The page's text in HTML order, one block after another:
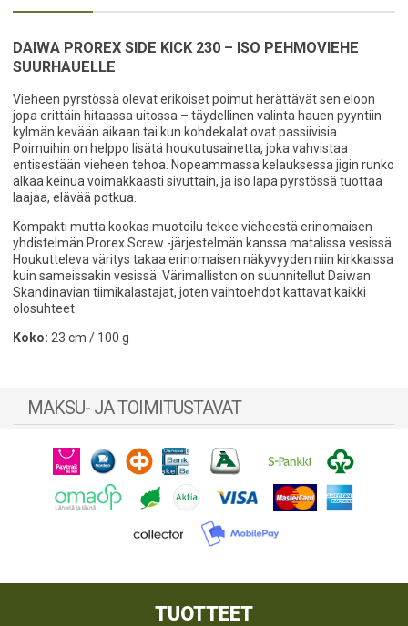
DAIWA PROREX SIDE KICK 230 – ISO PEHMOVIEHE
SUURHAUELLE
Vieheen pyrstössä olevat erikoiset poimut herättävät sen eloon
jopa erittäin hitaassa uitossa – täydellinen valinta hauen pyyntiin
kylmän kevään aikaan tai kun kohdekalat ovat passiivisia.
Poimuihin on helppo lisätä houkutusainetta, joka vahvistaa
entisestään vieheen tehoa. Nopeammassa kelauksessa jigin runko
alkaa keinua voimakkaasti sivuttain, ja iso lapa pyrstössä tuottaa
laajaa, elävää potkua.
Kompakti mutta kookas muotoilu tekee vieheestä erinomaisen
yhdistelmän Prorex Screw -järjestelmän kanssa matalissa vesissä.
Houkutteleva väritys takaa erinomaisen näkyvyyden niin kirkkaissa
kuin sameissakin vesissä. Värimalliston on suunnitellut Daiwan
Skandinavian tiimikalastajat, joten vaihtoehdot kattavat kaikki
olosuhteet.
Koko: 23 cm / 100 g
MAKSU- JA TOIMITUSTAVAT
TUOTTEET